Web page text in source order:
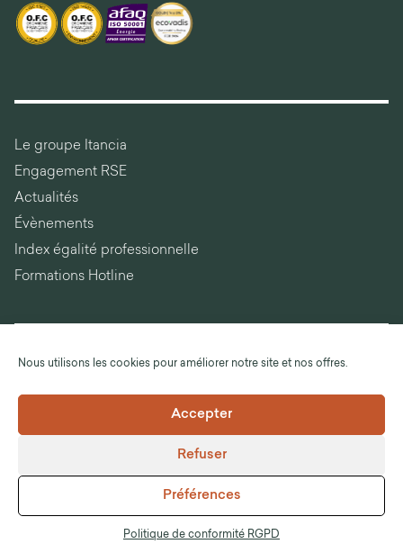
Nous utilisons les cookies pour améliorer notre site et nos offres.
Accepter
Refuser
Préférences
Politique de conformité RGPD
Le groupe Itancia
Engagement RSE
Actualités
Évènements
Index égalité professionnelle
Formations Hotline
Itancia Technology
Itancia Factory
Nous rejoindre